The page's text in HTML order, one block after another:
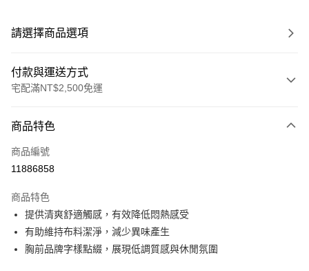
請選擇商品選項
付款與運送方式
宅配滿NT$2,500免運
信用卡一次付款
LINE Pay
相關說明
【大哥付你分期使用說明】
1.本服務由台灣大哥大提供，台灣大哥大用戶可立即使用無須另外申請。
2.付款方式選擇「大哥付你分期」，訂單成立後會自動跳轉到大哥付的交易
流程，驗證手機門號後，選擇欲分期的期數、繳款截止日，確認付款後即完
ATM付款
商品特色
商品編號
11886858
商品特色
提供清爽舒適觸感，有效降低悶熱感受
有助維持布料潔淨，減少異味產生
胸前品牌字樣點綴，展現低調質感與休閒氛圍